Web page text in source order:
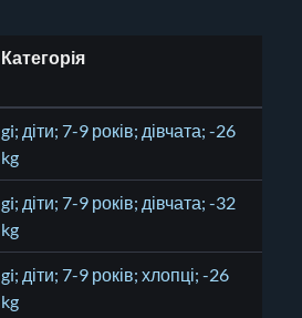
Категорія
gi; діти; 7-9 років; дівчата; -26
kg
gi; діти; 7-9 років; дівчата; -32
kg
gi; діти; 7-9 років; хлопці; -26
kg